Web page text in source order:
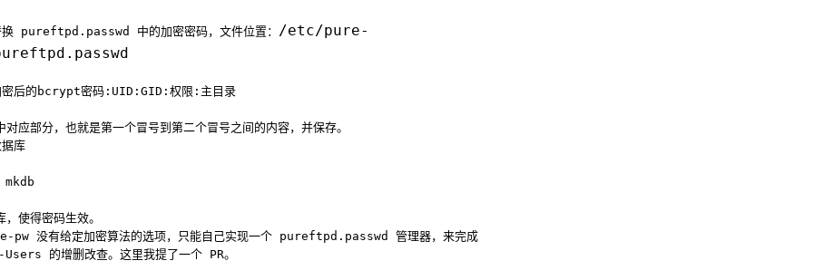
换 pureftpd.passwd 中的加密密码，文件位置： /etc/pure-
密后的bcrypt密码:UID:GID:权限:主目录
对应部分，也就是第一个冒号到第二个冒号之间的内容，并保存。
库
，使得密码生效。
pw 没有给定加密算法的选项，只能自己实现一个 pureftpd.passwd 管理器，来完成
的增删改查。这里我提了一个 PR。